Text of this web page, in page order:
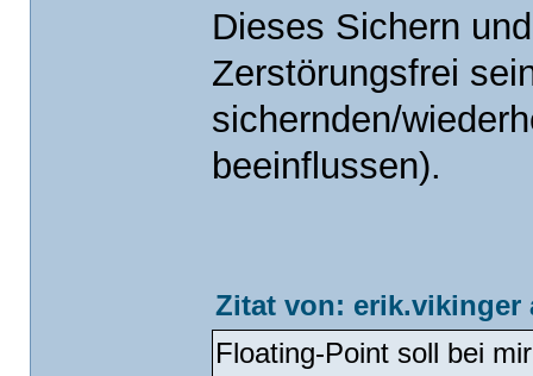
Dieses Sichern
Zerstörungsfrei
sichernden/
beeinflussen).
Zitat von: erik.vikinger
Floating-Point soll bei